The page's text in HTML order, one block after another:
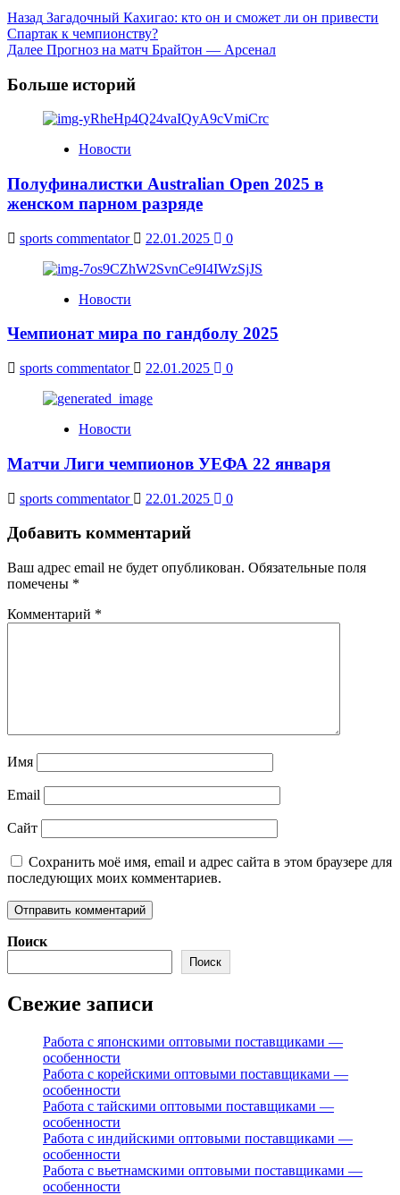
Post
Navigation
Назад Загадочный Кахигао: кто он и сможет ли он привести
Спартак к чемпионству?
Далее Прогноз на матч Брайтон ― Арсенал
Больше историй
Новости
Полуфиналистки Australian Open 2025 в
женском парном разряде
sports commentator 22.01.2025 0
Новости
Чемпионат мира по гандболу 2025
sports commentator 22.01.2025 0
Новости
Матчи Лиги чемпионов УЕФА 22 января
sports commentator 22.01.2025 0
Добавить комментарий
Ваш адрес email не будет опубликован. Обязательные поля
помечены *
Комментарий *
Имя
Email
Сайт
Сохранить моё имя, email и адрес сайта в этом браузере для
последующих моих комментариев.
Поиск
Поиск
Свежие записи
Работа с японскими оптовыми поставщиками —
особенности
Работа с корейскими оптовыми поставщиками —
особенности
Работа с тайскими оптовыми поставщиками —
особенности
Работа с индийскими оптовыми поставщиками —
особенности
Работа с вьетнамскими оптовыми поставщиками —
особенности